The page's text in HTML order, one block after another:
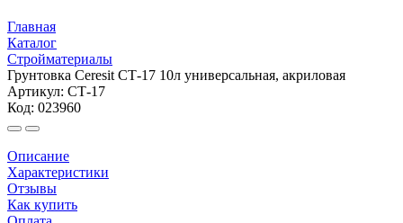
Главная
Каталог
Стройматериалы
Грунтовка Ceresit СТ-17 10л универсальная, акриловая
Артикул: СТ-17
Код: 023960
Описание
Характеристики
Отзывы
Как купить